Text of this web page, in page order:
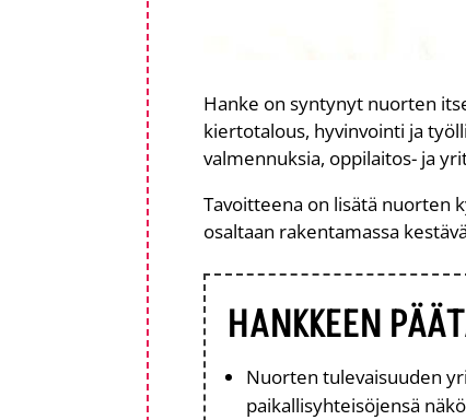
Hanke on syntynyt nuorten
kiertotalous, hyvinvointi ja
valmennuksia, oppilaitos- ja
Tavoitteena on lisätä nuorten
osaltaan rakentamassa
HANKKEEN
Nuorten tulevaisuuden
paikallisyhteisöjensä